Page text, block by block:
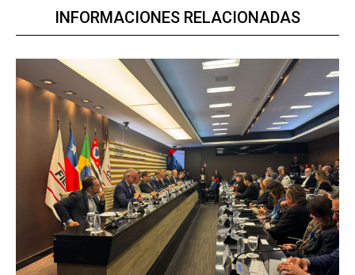
INFORMACIONES RELACIONADAS